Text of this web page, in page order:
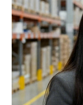
штифта для
забезпечує
планки для
майбутньому.
Комплектація:
необхідним
монтажу.
Матеріал:
захисним